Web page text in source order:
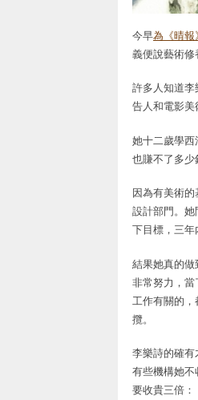
今早為《晴報
義便說藝術修
許多人知道
告人和電影美
她十二歲學西
也賺不了多少
因為有美術
設計部門。
下目標，三年
結果她真的
非常努力，
工作有關的
攬。
李樂詩的確有
有些機構她
要收貴三倍